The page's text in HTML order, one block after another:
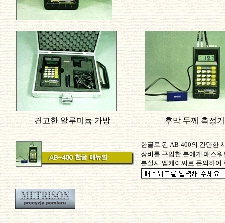
견고한 알루미늄 가방 후막 두께 측정기
한글로 된 AB-400의 간단한
장비를 구입한 분에게 패스
분실시 엠케이씨로 문의하여